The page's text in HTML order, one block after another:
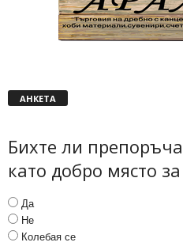
АНКЕТА
Бихте ли
като добро място
Да
Не
Колебая се